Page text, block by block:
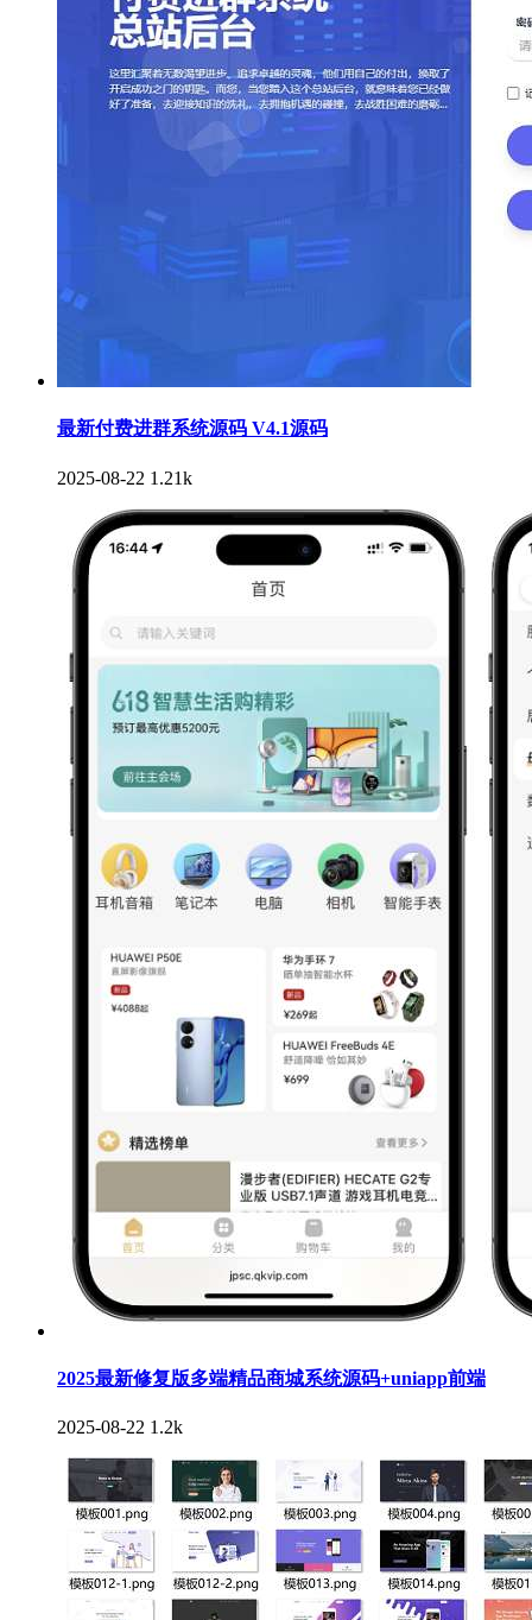
最新付费进群系统源码 V4.1源码
2025-08-22 1.21k
2025最新修复版多端精品商城系统源码+uniapp前端
2025-08-22 1.2k